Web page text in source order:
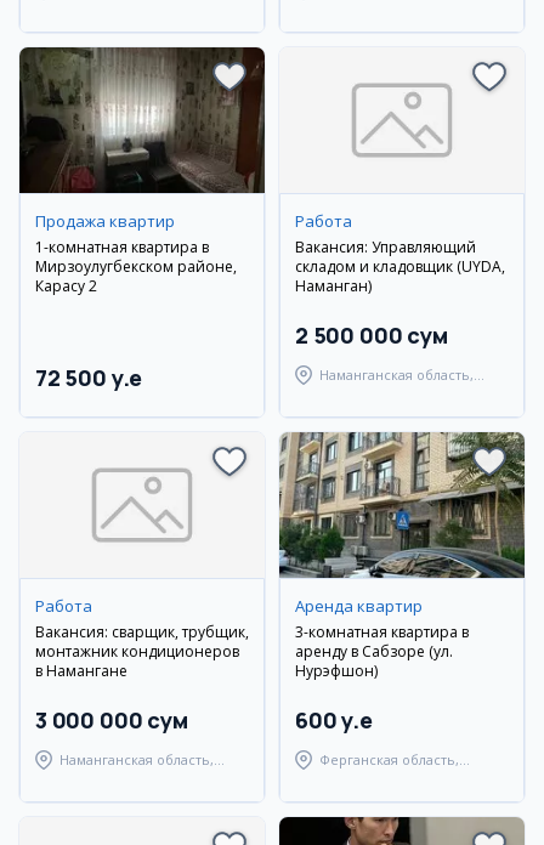
Продажа квартир
1-комнатная квартира в
Мирзоулугбекском районе,
Карасу 2
72 500 y.e
Работа
Вакансия: Управляющий
складом и кладовщик (UYDA,
Наманган)
2 500 000 сум
Наманганская область,
Работа
Вакансия: сварщик, трубщик,
монтажник кондиционеров
в Намангане
3 000 000 сум
Наманганская область,
Аренда квартир
3-комнатная квартира в
аренду в Сабзоре (ул.
Нурэфшон)
600 y.e
Ферганская область,